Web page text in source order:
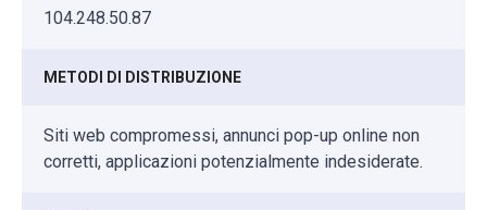
104.248.50.87
METODI DI DISTRIBUZIONE
Siti web compromessi, annunci pop-up online non
corretti, applicazioni potenzialmente indesiderate.